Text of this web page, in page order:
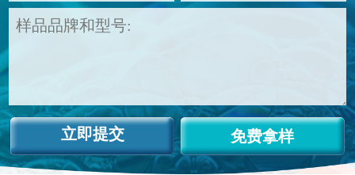
免费拿样